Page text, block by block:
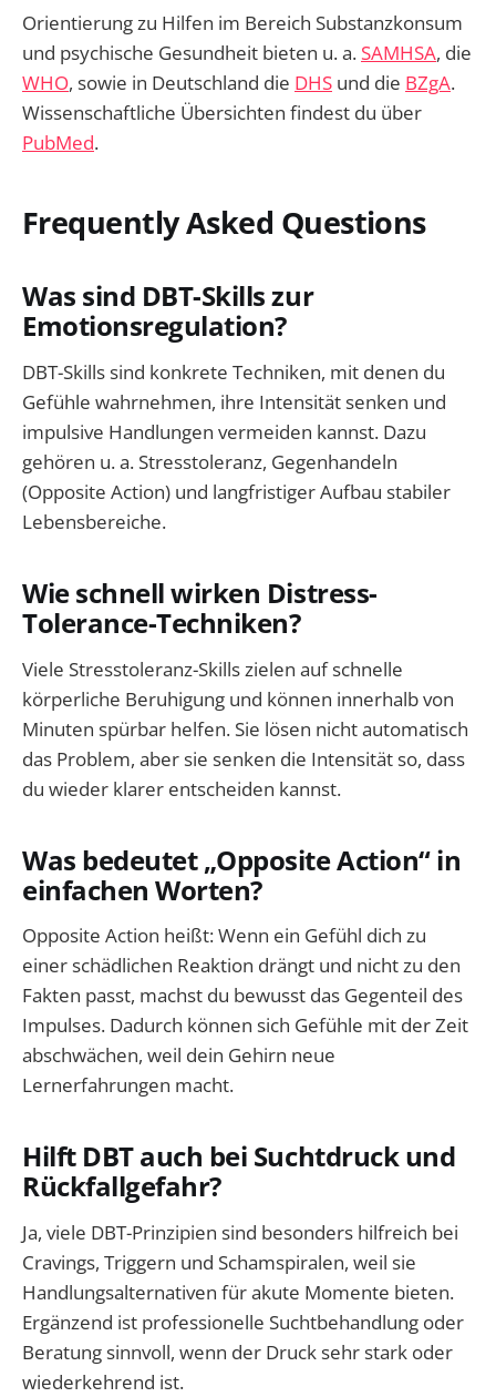
Orientierung zu Hilfen im Bereich Substanzkonsum
und psychische Gesundheit bieten u. a. SAMHSA, die
WHO, sowie in Deutschland die DHS und die BZgA.
Wissenschaftliche Übersichten findest du über
PubMed.
Frequently Asked Questions
Was sind DBT-Skills zur
Emotionsregulation?
DBT-Skills sind konkrete Techniken, mit denen du
Gefühle wahrnehmen, ihre Intensität senken und
impulsive Handlungen vermeiden kannst. Dazu
gehören u. a. Stresstoleranz, Gegenhandeln
(Opposite Action) und langfristiger Aufbau stabiler
Lebensbereiche.
Wie schnell wirken Distress-
Tolerance-Techniken?
Viele Stresstoleranz-Skills zielen auf schnelle
körperliche Beruhigung und können innerhalb von
Minuten spürbar helfen. Sie lösen nicht automatisch
das Problem, aber sie senken die Intensität so, dass
du wieder klarer entscheiden kannst.
Was bedeutet „Opposite Action“ in
einfachen Worten?
Opposite Action heißt: Wenn ein Gefühl dich zu
einer schädlichen Reaktion drängt und nicht zu den
Fakten passt, machst du bewusst das Gegenteil des
Impulses. Dadurch können sich Gefühle mit der Zeit
abschwächen, weil dein Gehirn neue
Lernerfahrungen macht.
Hilft DBT auch bei Suchtdruck und
Rückfallgefahr?
Ja, viele DBT-Prinzipien sind besonders hilfreich bei
Cravings, Triggern und Schamspiralen, weil sie
Handlungsalternativen für akute Momente bieten.
Ergänzend ist professionelle Suchtbehandlung oder
Beratung sinnvoll, wenn der Druck sehr stark oder
wiederkehrend ist.